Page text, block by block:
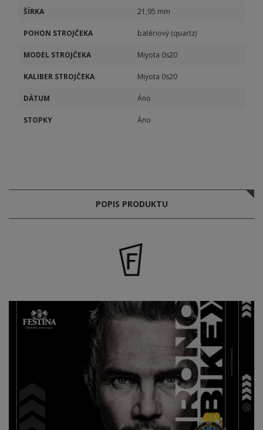
ŠÍRKA 21,95 mm
POHON STROJČEKA batériový (quartz)
MODEL STROJČEKA Miyota 0s20
KALIBER STROJČEKA Miyota 0s20
DÁTUM Áno
STOPKY Áno
POPIS PRODUKTU